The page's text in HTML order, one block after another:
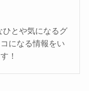
ひとや気になるグ
になる情報をい
！